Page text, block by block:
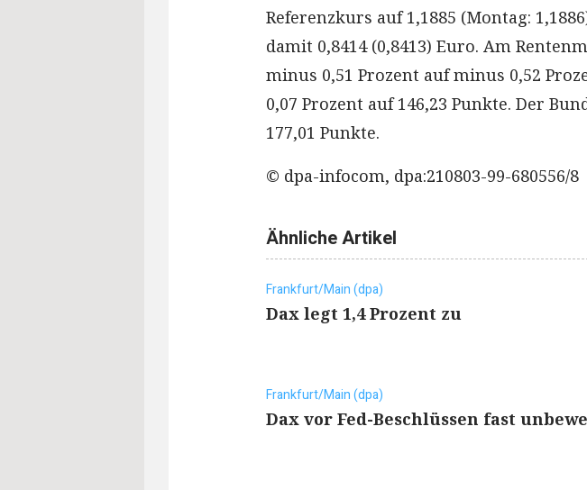
Referenzkurs auf 1,1885 (Montag:
damit 0,8414 (0,8413) Euro. Am
minus 0,51 Prozent auf minus 0,52
0,07 Prozent auf 146,23 Punkte. Der
177,01 Punkte.
© dpa-infocom, dpa:210803-99-680556/8
Ähnliche Artikel
Frankfurt/Main (dpa)
Dax legt 1,4 Prozent zu
Frankfurt/Main (dpa)
Dax vor Fed-Beschlüssen fast